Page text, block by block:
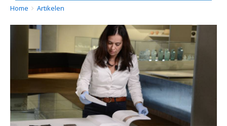
BREADCRUMBS
YOU
Home Artikelen